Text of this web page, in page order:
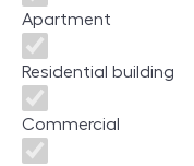
Apartment
Residential building
Commercial